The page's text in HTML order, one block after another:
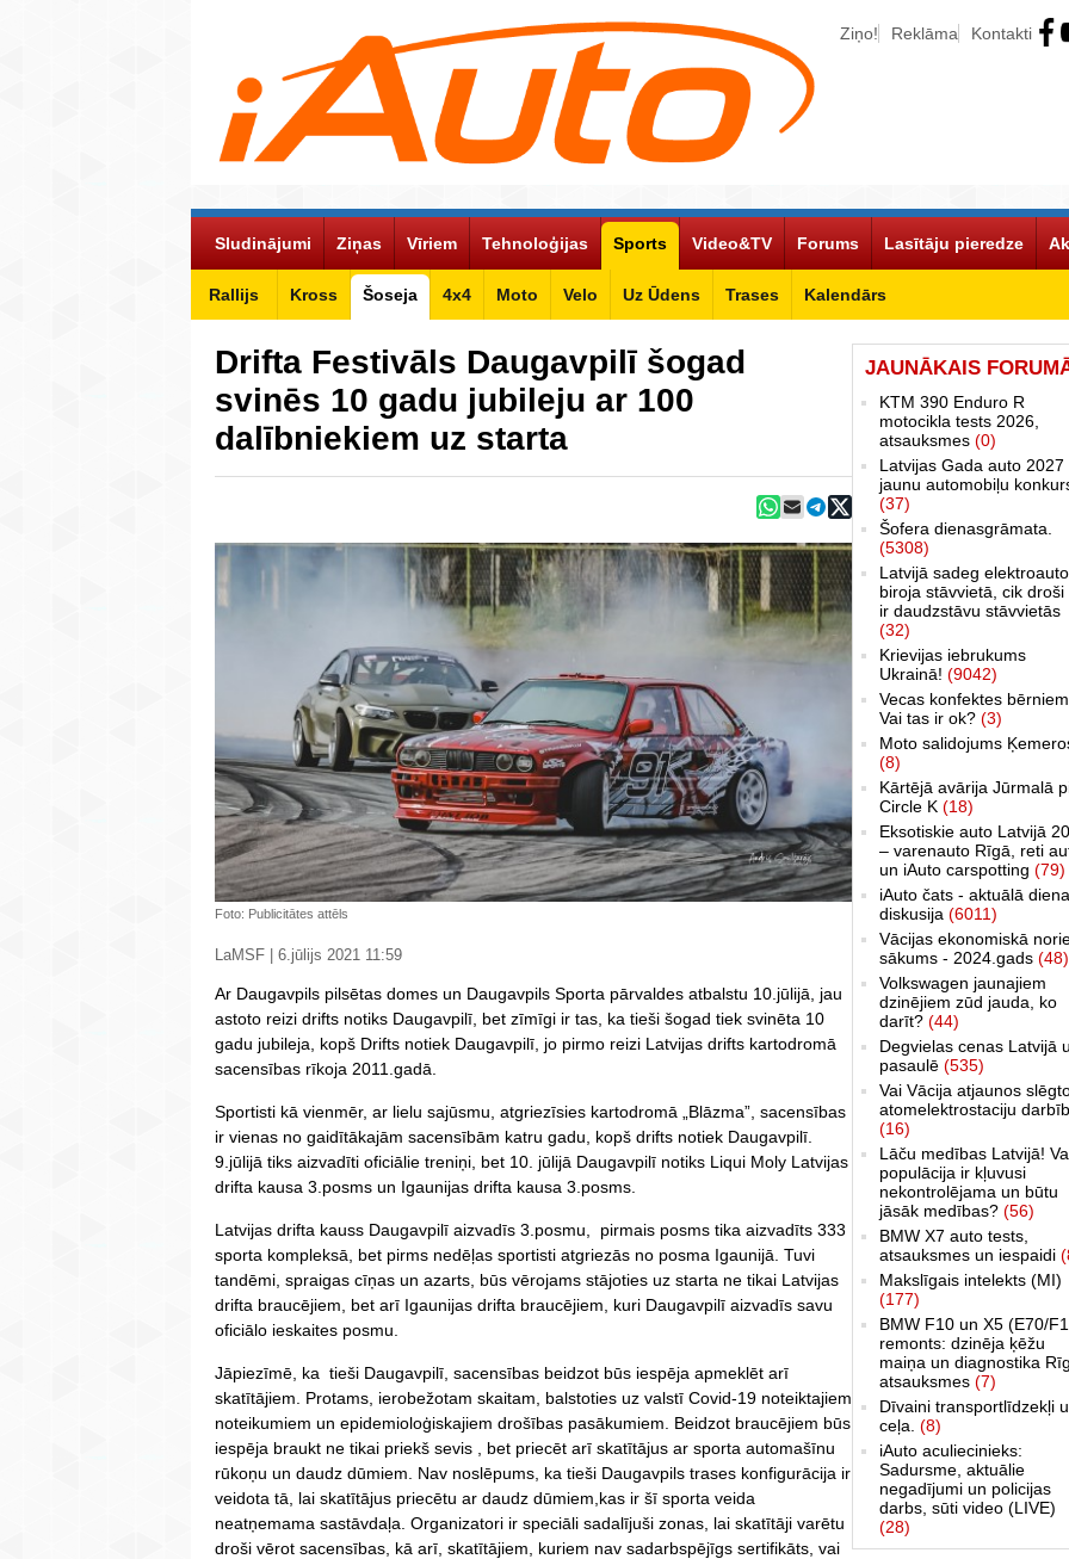
Ziņo! Reklāma Kontakti
Sludinājumi Ziņas Vīriem Tehnoloģijas Sports
Rallijs Kross Šoseja 4x4 Moto Velo Uz Ūdens Trases Kalendārs
Video&TV Forums Lasītāju pieredze
Drifta Festivāls Daugavpilī šogad
svinēs 10 gadu jubileju ar 100
dalībniekiem uz starta
Foto: Publicitātes attēls
LaMSF | 6.jūlijs 2021 11:59
Ar Daugavpils pilsētas domes un Daugavpils Sporta pārvaldes atbalstu 10.jūlijā, jau
astoto reizi drifts notiks Daugavpilī, bet zīmīgi ir tas, ka tieši šogad tiek svinēta 10
gadu jubileja, kopš Drifts notiek Daugavpilī, jo pirmo reizi Latvijas drifts kartodromā
sacensības rīkoja 2011.gadā.
Sportisti kā vienmēr, ar lielu sajūsmu, atgriezīsies kartodromā „Blāzma”, sacensības
ir vienas no gaidītākajām sacensībām katru gadu, kopš drifts notiek Daugavpilī.
9.jūlijā tiks aizvadīti oficiālie treniņi, bet 10. jūlijā Daugavpilī notiks Liqui Moly Latvijas
drifta kausa 3.posms un Igaunijas drifta kausa 3.posms.
Latvijas drifta kauss Daugavpilī aizvadīs 3.posmu, pirmais posms tika aizvadīts 333
sporta kompleksā, bet pirms nedēļas sportisti atgriezās no posma Igaunijā. Tuvi
tandēmi, spraigas cīņas un azarts, būs vērojams stājoties uz starta ne tikai Latvijas
drifta braucējiem, bet arī Igaunijas drifta braucējiem, kuri Daugavpilī aizvadīs savu
oficiālo ieskaites posmu.
Jāpiezīmē, ka tieši Daugavpilī, sacensības beidzot būs iespēja apmeklēt arī
skatītājiem. Protams, ierobežotam skaitam, balstoties uz valstī Covid-19 noteiktajiem
noteikumiem un epidemioloģiskajiem drošības pasākumiem. Beidzot braucējiem būs
iespēja braukt ne tikai priekš sevis , bet priecēt arī skatītājus ar sporta automašīnu
rūkoņu un daudz dūmiem. Nav noslēpums, ka tieši Daugavpils trases konfigurācija ir
veidota tā, lai skatītājus priecētu ar daudz dūmiem,kas ir šī sporta veida
neatņemama sastāvdaļa. Organizatori ir speciāli sadalījuši zonas, lai skatītāji varētu
droši vērot sacensības, kā arī, skatītājiem, kuriem nav sadarbspējīgs sertifikāts, vai
JAUNĀKAIS
KTM 390 Enduro R
motocikla tests 2026,
atsauksmes (0)
Latvijas Gada auto 2027
jaunu automobiļu
(37)
Šofera dienasgrāmata.
(5308)
Latvijā sadeg elektroauto
biroja stāvvietā, cik droši
ir daudzstāvu stāvvietās
(32)
Krievijas iebrukums
Ukrainā! (9042)
Vecas konfektes
Vai tas ir ok? (3)
Moto salidojums
(8)
Kārtējā avārija Jūrmalā
Circle K (18)
Eksotiskie auto Latvijā
– varenauto Rīgā, reti
un iAuto carspotting (79)
iAuto čats - aktuālā
diskusija (6011)
Vācijas ekonomiskā
sākums - 2024.gads (48)
Volkswagen jaunajiem
dzinējiem zūd jauda, ko
darīt? (44)
Degvielas cenas Latvijā
pasaulē (535)
Vai Vācija atjaunos
atomelektrostaciju
(16)
Lāču medības Latvijā!
populācija ir kļuvusi
nekontrolējama un būtu
jāsāk medības? (56)
BMW X7 auto tests,
atsauksmes un iespaidi
Makslīgais intelekts (MI)
(177)
BMW F10 un X5 (E70/
remonts: dzinēja ķēžu
maiņa un diagnostika
atsauksmes (7)
Dīvaini transportlīdzekļi
ceļa. (8)
iAuto aculiecinieks:
Sadursme, aktuālie
negadījumi un policijas
darbs, sūti video (LIVE)
(28)